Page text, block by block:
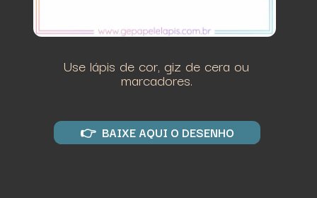
Use lápis de cor, giz de cera ou
marcadores.
👉 BAIXE AQUI O DESENHO